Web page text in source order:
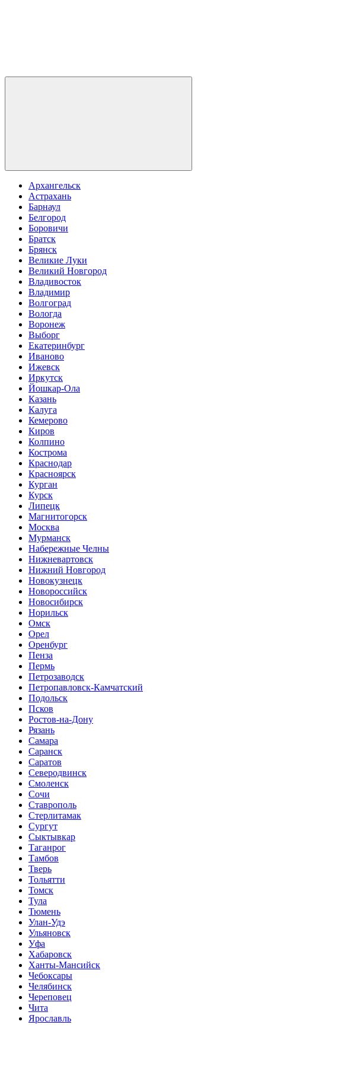
Архангельск
Астрахань
Барнаул
Белгород
Боровичи
Братск
Брянск
Великие Луки
Великий Новгород
Владивосток
Владимир
Волгоград
Вологда
Воронеж
Выборг
Екатеринбург
Иваново
Ижевск
Иркутск
Йошкар-Ола
Казань
Калуга
Кемерово
Киров
Колпино
Кострома
Краснодар
Красноярск
Курган
Курск
Липецк
Магнитогорск
Москва
Мурманск
Набережные Челны
Нижневартовск
Нижний Новгород
Новокузнецк
Новороссийск
Новосибирск
Норильск
Омск
Орел
Оренбург
Пенза
Пермь
Петрозаводск
Петропавловск-Камчатский
Подольск
Псков
Ростов-на-Дону
Рязань
Самара
Саранск
Саратов
Северодвинск
Смоленск
Сочи
Ставрополь
Стерлитамак
Сургут
Сыктывкар
Таганрог
Тамбов
Тверь
Тольятти
Томск
Тула
Тюмень
Улан-Удэ
Ульяновск
Уфа
Хабаровск
Ханты-Мансийск
Чебоксары
Челябинск
Череповец
Чита
Ярославль